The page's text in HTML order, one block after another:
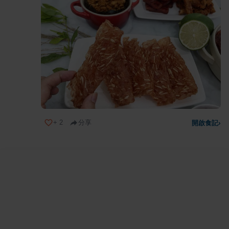
+ 2 分享 開啟食記›